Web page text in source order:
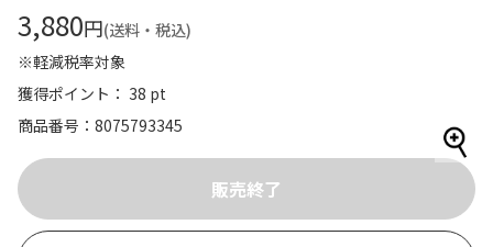
3,880円(送料・税込)
※軽減税率対象
獲得ポイント： 38 pt
商品番号
8075793345